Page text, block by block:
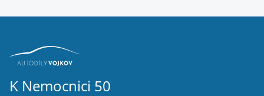
K Nemocnici 50